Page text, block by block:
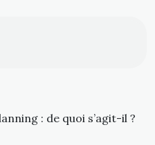
: de quoi s’agit-il ?